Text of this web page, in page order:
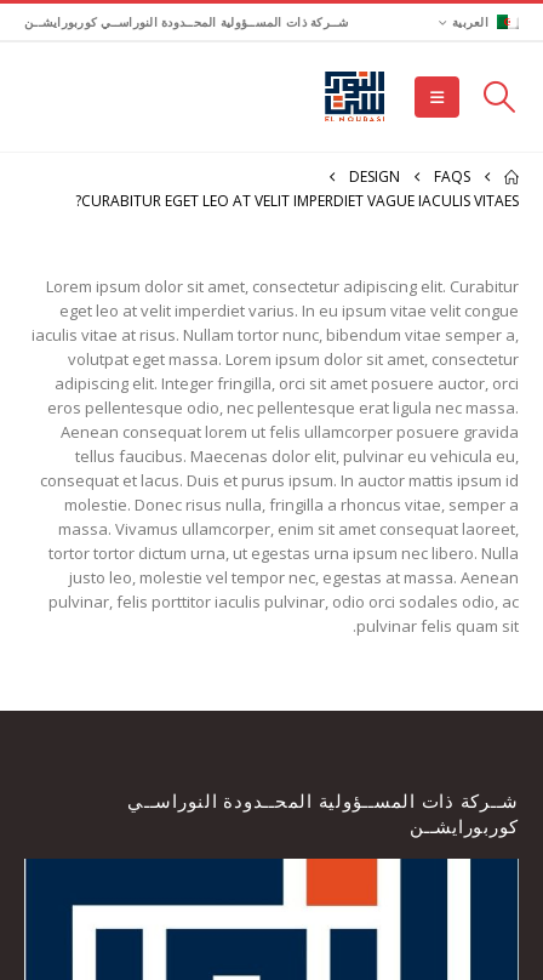
العربية شــركة ذات المســؤولية المحــدودة النوراســي كوربورايشــن
FAQS
DESIGN
CURABITUR EGET LEO AT VELIT IMPERDIET VAGUE IACULIS VITAES?
Lorem ipsum dolor sit amet, consectetur adipiscing elit. Curabitur
eget leo at velit imperdiet varius. In eu ipsum vitae velit congue
iaculis vitae at risus. Nullam tortor nunc, bibendum vitae semper a,
volutpat eget massa. Lorem ipsum dolor sit amet, consectetur
adipiscing elit. Integer fringilla, orci sit amet posuere auctor, orci
eros pellentesque odio, nec pellentesque erat ligula nec massa.
Aenean consequat lorem ut felis ullamcorper posuere gravida
tellus faucibus. Maecenas dolor elit, pulvinar eu vehicula eu,
consequat et lacus. Duis et purus ipsum. In auctor mattis ipsum id
molestie. Donec risus nulla, fringilla a rhoncus vitae, semper a
massa. Vivamus ullamcorper, enim sit amet consequat laoreet,
tortor tortor dictum urna, ut egestas urna ipsum nec libero. Nulla
justo leo, molestie vel tempor nec, egestas at massa. Aenean
pulvinar, felis porttitor iaculis pulvinar, odio orci sodales odio, ac
pulvinar felis quam sit.
شــركة ذات المســؤولية المحــدودة النوراســي
كوربورايشــن